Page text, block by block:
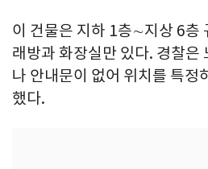
이 건물은 지하 1층∼지상 6층
래방과 화장실만 있다. 경찰은
나 안내문이 없어 위치를 특정
했다.